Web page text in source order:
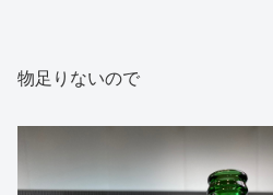
物足りないので